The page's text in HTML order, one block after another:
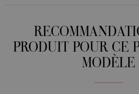
PRODUIT POUR CE
MODÈLE